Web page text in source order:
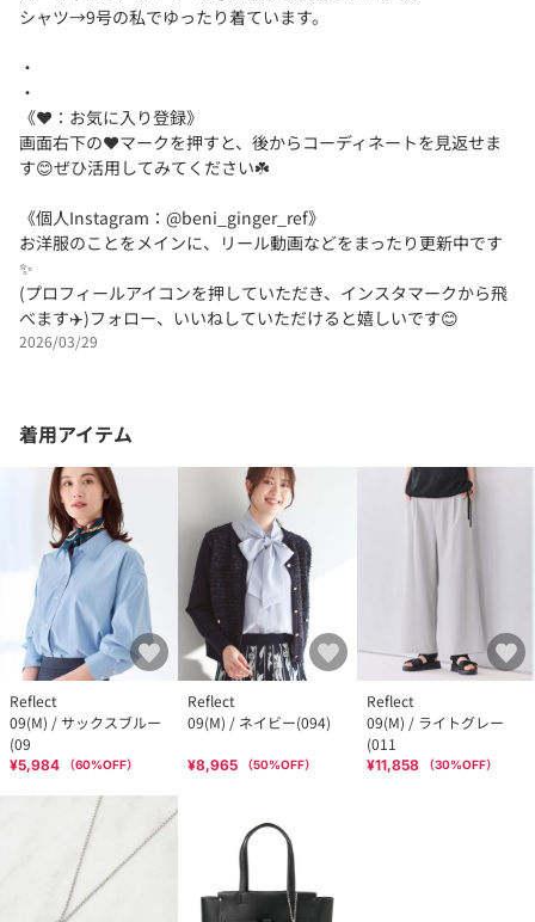
シャツ→9号の私でゆったり着ています。
・
・
《❤️：お気に入り登録》
画面右下の❤️マークを押すと、後からコーディネートを見返せま
す😊ぜひ活用してみてください☘️
《個人Instagram：@beni_ginger_ref》
お洋服のことをメインに、リール動画などをまったり更新中です
✨
(プロフィールアイコンを押していただき、インスタマークから飛
べます✈️)フォロー、いいねしていただけると嬉しいです😊
2026/03/29
着用アイテム
Reflect
09(M) / サックスブルー
(09
¥5,984 （60%OFF）
Reflect
09(M) / ネイビー(094)
¥8,965 （50%OFF）
Reflect
09(M) / ライトグレー
(011
¥11,858 （30%OFF）